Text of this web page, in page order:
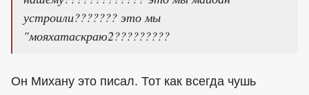
устроили??????? это мы
"мояхатаскраю2?????????
Он Михану это писал. Тот как всегда чушь